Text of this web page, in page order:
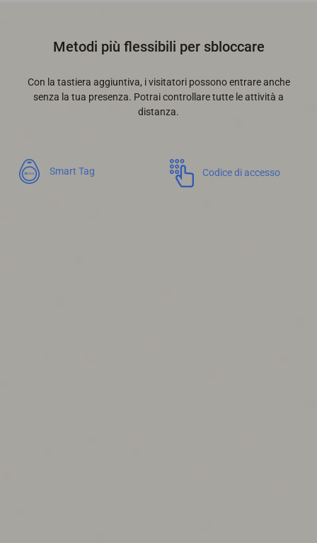
Metodi più flessibili per sbloccare
Con la tastiera aggiuntiva, i visitatori possono entrare anche
senza la tua presenza. Potrai controllare tutte le attività a
distanza.
Smart Tag Codice di accesso